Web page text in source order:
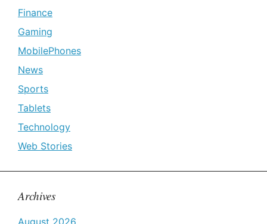
Finance
Gaming
MobilePhones
News
Sports
Tablets
Technology
Web Stories
Archives
August 2026